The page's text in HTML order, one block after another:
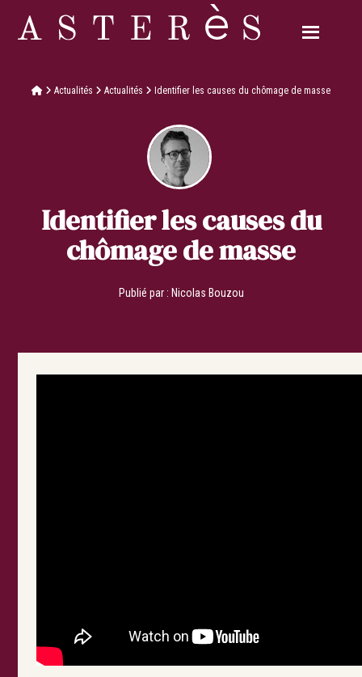
Actualités Actualités Identifier les causes du chômage de masse
Identifier les causes du
chômage de masse
Publié par : Nicolas Bouzou